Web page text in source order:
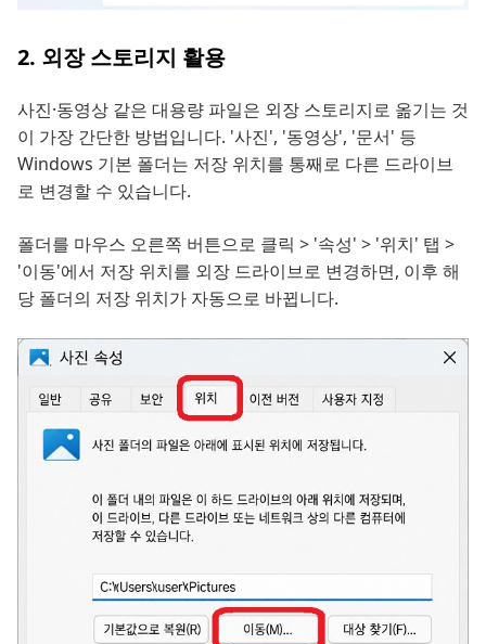
2. 외장 스토리지 활용
사진·동영상 같은 대용량 파일은 외장 스토리지로 옮기는 것
이 가장 간단한 방법입니다. '사진', '동영상', '문서' 등
Windows 기본 폴더는 저장 위치를 통째로 다른 드라이브
로 변경할 수 있습니다.
폴더를 마우스 오른쪽 버튼으로 클릭 > '속성' > '위치' 탭 >
'이동'에서 저장 위치를 외장 드라이브로 변경하면, 이후 해
당 폴더의 저장 위치가 자동으로 바뀝니다.